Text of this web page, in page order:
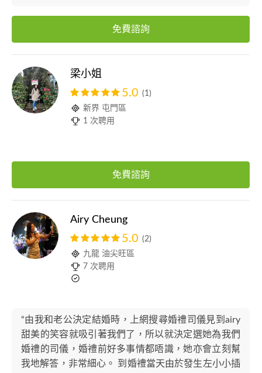
免費諮詢
梁小姐
5.0 (1)
新界 屯門區
1 次聘用
免費諮詢
Airy Cheung
5.0 (2)
九龍 油尖旺區
7 次聘用
“由我和老公決定結婚時，上網搜尋婚禮司儀見到airy
甜美的笑容就吸引著我們了，所以就決定選她為我們
婚禮的司儀，婚禮前好多事情都唔識，她亦會立刻幫
我地解答，非常細心。 到婚禮當天由於發生左小小插